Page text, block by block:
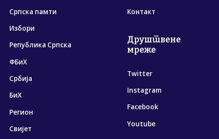
Српска памти
Избори
Република Српска
ФБиХ
Србија
БиХ
Регион
Свијет
Контакт
Друштвене
мреже
Twitter
Instagram
Facebook
Youtube